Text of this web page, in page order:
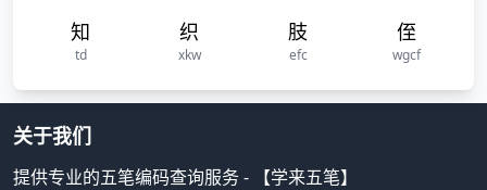
知
td
织
xkw
肢
efc
侄
wgcf
关于我们
提供专业的五笔编码查询服务 - 【学来五笔】